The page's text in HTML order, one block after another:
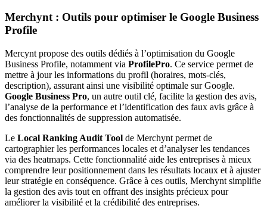
Merchynt : Outils pour optimiser le Google Business
Profile
Mercynt propose des outils dédiés à l’optimisation du Google
Business Profile, notamment via ProfilePro. Ce service permet de
mettre à jour les informations du profil (horaires, mots-clés,
description), assurant ainsi une visibilité optimale sur Google.
Google Business Pro, un autre outil clé, facilite la gestion des avis,
l’analyse de la performance et l’identification des faux avis grâce à
des fonctionnalités de suppression automatisée.
Le Local Ranking Audit Tool de Merchynt permet de
cartographier les performances locales et d’analyser les tendances
via des heatmaps. Cette fonctionnalité aide les entreprises à mieux
comprendre leur positionnement dans les résultats locaux et à ajuster
leur stratégie en conséquence. Grâce à ces outils, Merchynt simplifie
la gestion des avis tout en offrant des insights précieux pour
améliorer la visibilité et la crédibilité des entreprises.